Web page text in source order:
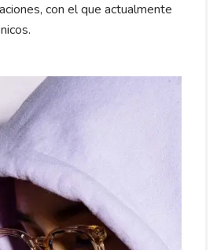
con el que actualmente